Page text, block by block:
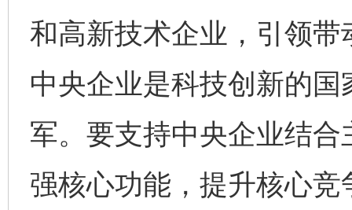
和高新技术企业，引领
中央企业是科技创新的
军。要支持中央企业结
强核心功能，提升核心